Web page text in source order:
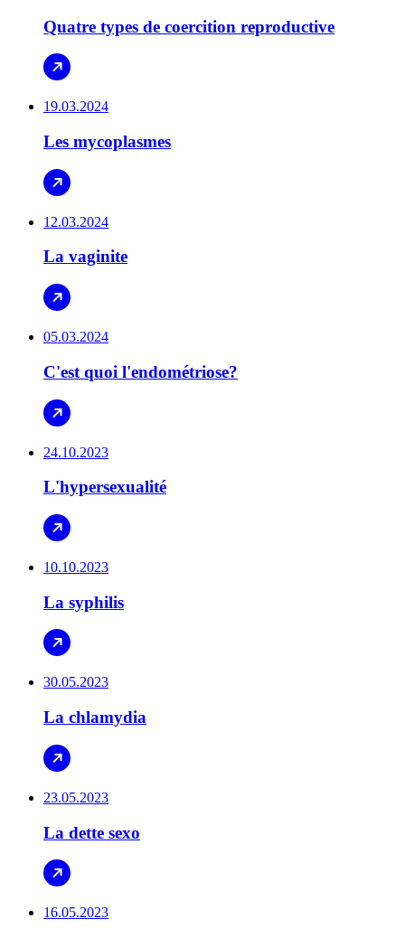
Quatre types de coercition reproductive
19.03.2024
Les mycoplasmes
12.03.2024
La vaginite
05.03.2024
C'est quoi l'endométriose?
24.10.2023
L'hypersexualité
10.10.2023
La syphilis
30.05.2023
La chlamydia
23.05.2023
La dette sexo
16.05.2023